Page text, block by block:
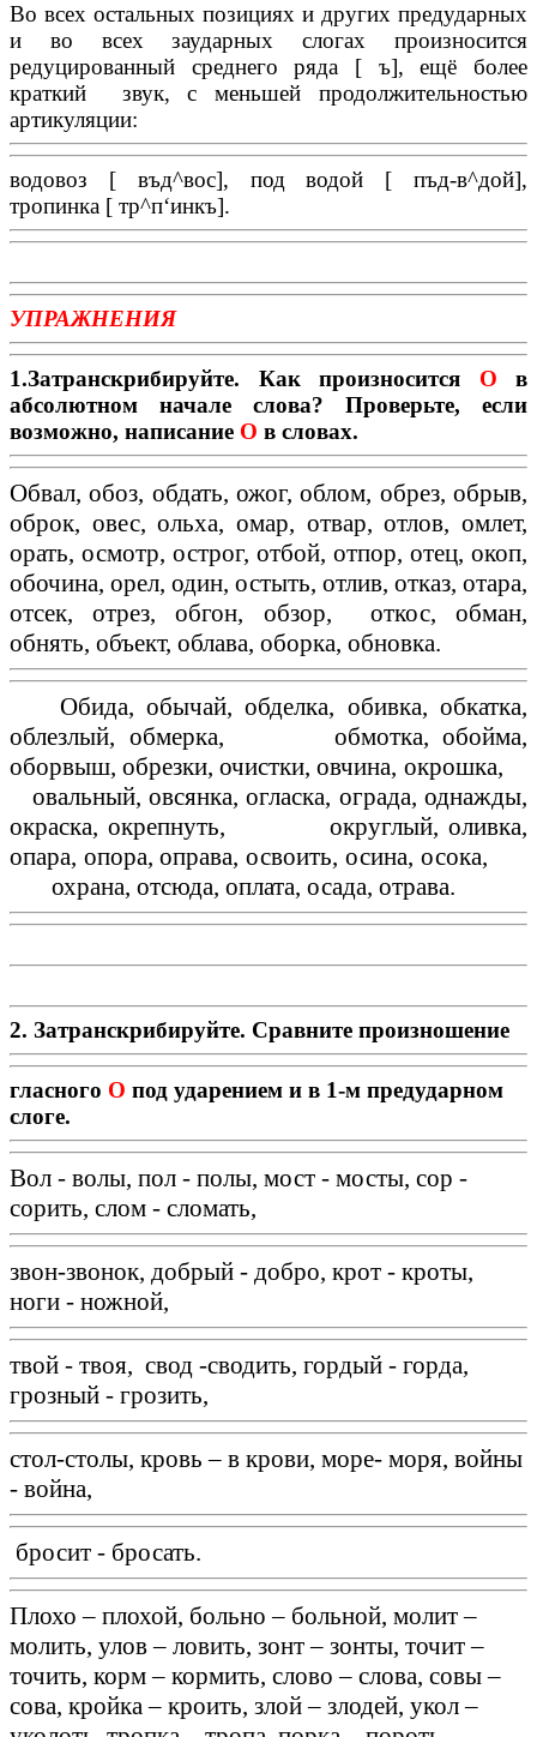
Во всех остальных позициях и других предударных
и во всех заударных слогах произносится
редуцированный среднего ряда [ ъ], ещё более
краткий звук, с меньшей продолжительностью
артикуляции:
водовоз [ въд^вос], под водой [ пъд-в^дой],
тропинка [ тр^п‘инкъ].
УПРАЖНЕНИЯ
1.Затранскрибируйте. Как произносится О в
абсолютном начале слова? Проверьте, если
возможно, написание О в словах.
Обвал, обоз, обдать, ожог, облом, обрез, обрыв,
оброк, овес, ольха, омар, отвар, отлов, омлет,
орать, осмотр, острог, отбой, отпор, отец, окоп,
обочина, орел, один, остыть, отлив, отказ, отара,
отсек, отрез, обгон, обзор, откос, обман,
обнять, объект, облава, оборка, обновка.
Обида, обычай, обделка, обивка, обкатка,
облезлый, обмерка, обмотка, обойма,
оборвыш, обрезки, очистки, овчина, окрошка,
овальный, овсянка, огласка, ограда, однажды,
окраска, окрепнуть, округлый, оливка,
опара, опора, оправа, освоить, осина, осока,
охрана, отсюда, оплата, осада, отрава.
2. Затранскрибируйте. Сравните произношение
гласного О под ударением и в 1-м предударном
слоге.
Вол - волы, пол - полы, мост - мосты, сор -
сорить, слом - сломать,
звон-звонок, добрый - добро, крот - кроты,
ноги - ножной,
твой - твоя, свод -сводить, гордый - горда,
грозный - грозить,
стол-столы, кровь – в крови, море- моря, войны
- война,
бросит - бросать.
Плохо – плохой, больно – больной, молит –
молить, улов – ловить, зонт – зонты, точит –
точить, корм – кормить, слово – слова, совы –
сова, кройка – кроить, злой – злодей, укол –